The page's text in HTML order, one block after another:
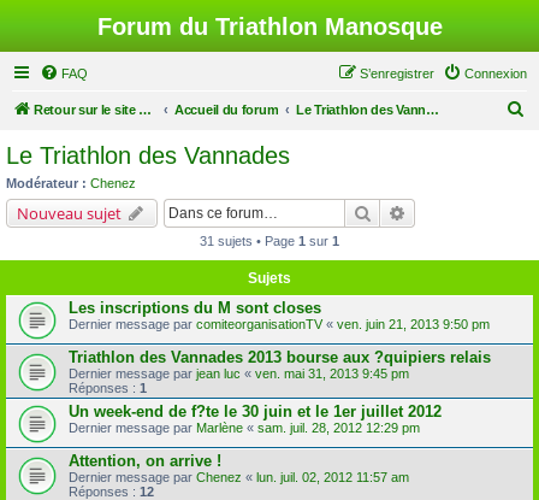
Forum du Triathlon Manosque
FAQ Connexion
S’enregistrer
Retour sur le site du Triathlon Accueil du forum Le Triathlon des Vannades
Le Triathlon des Vannades
Modérateur : Chenez
Nouveau sujet Rechercher
31 sujets • Page 1 sur 1
Sujets
Les inscriptions du M sont closes
Dernier message par comiteorganisationTV« ven. juin 21, 2013 9:50 pm
Triathlon des Vannades 2013 bourse aux ?quipiers relais
Dernier message par jean luc « ven. mai 31, 2013 9:45 pm
Réponses : 1
Un week-end de f?te le 30 juin et le 1er juillet 2012
Dernier message par Marlène « sam. juil. 28, 2012 12:29 pm
Attention, on arrive !
Dernier message par Chenez « lun. juil. 02, 2012 11:57 am
Réponses : 12